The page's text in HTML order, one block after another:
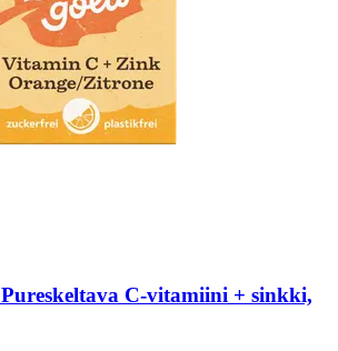
Pureskeltava C-​vitamiini + sinkki,